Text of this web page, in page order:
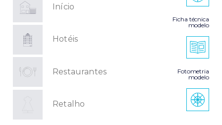
Início
Hotéis
Restaurantes
Retalho
Ficha técnica
modelo
Fotometria
modelo